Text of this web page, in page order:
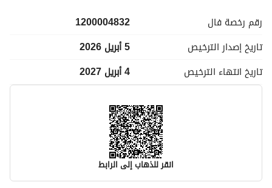
رقم رخصة فال
1200004832
تاريخ إصدار الترخيص
5 أبريل 2026
تاريخ انتهاء الترخيص 4 أبريل 2027
انقر للذهاب إلى الرابط